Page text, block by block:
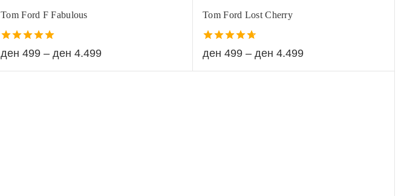
Tom Ford F Fabulous
5.00
out of 5
ден 499 – ден 4.499
Tom Ford Lost Cherry
4.67
out of 5
ден 499 – ден 4.499